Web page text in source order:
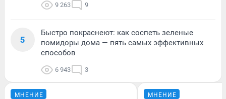
9 263 9
5
Быстро покраснеют: как соспеть зеленые
помидоры дома — пять самых эффективных
способов
6 943 3
МНЕНИЕ МНЕНИЕ